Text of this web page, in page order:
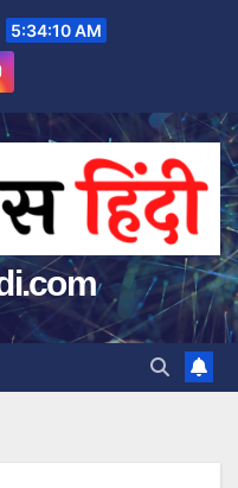
5:34:11 AM